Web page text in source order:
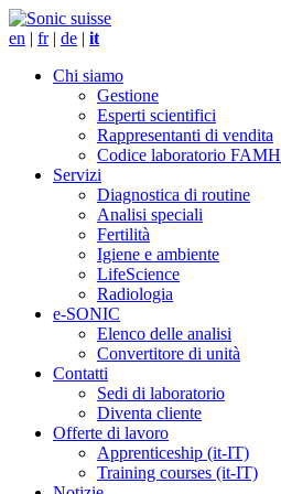
en | fr| de | it
Chi siamo
Gestione
Esperti scientifici
Rappresentanti di vendita
Codice laboratorio FAMH
Servizi
Diagnostica di routine
Analisi speciali
Fertilità
Igiene e ambiente
LifeScience
Radiologia
e-SONIC
Elenco delle analisi
Convertitore di unità
Contatti
Sedi di laboratorio
Diventa cliente
Offerte di lavoro
Apprenticeship (it-IT)
Training courses (it-IT)